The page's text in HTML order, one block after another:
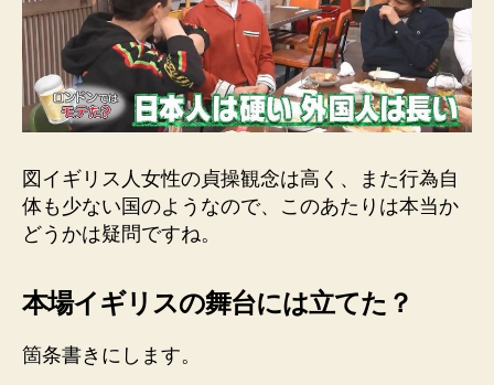
図イギリス人女性の貞操観念は高く、また行為自
体も少ない国のようなので、このあたりは本当か
どうかは疑問ですね。
本場イギリスの舞台には立てた？
箇条書きにします。